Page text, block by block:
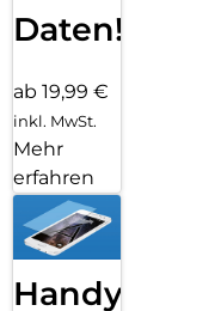
Daten!
ab 19,99 €
inkl. MwSt.
Mehr
erfahren
Handy